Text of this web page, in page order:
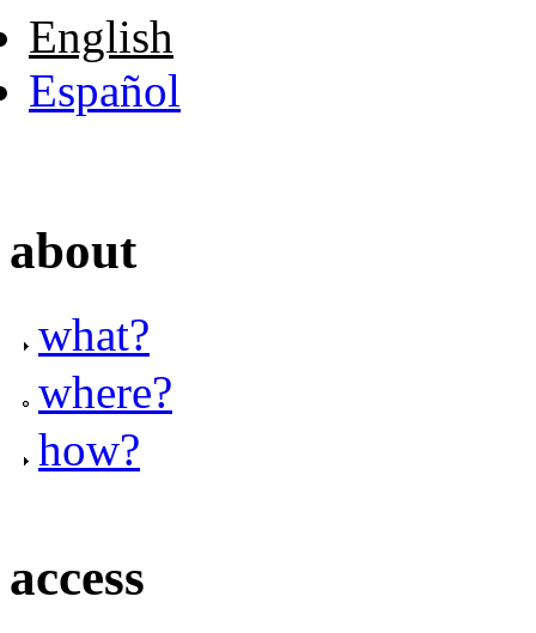
English
Español
about
what?
where?
how?
access